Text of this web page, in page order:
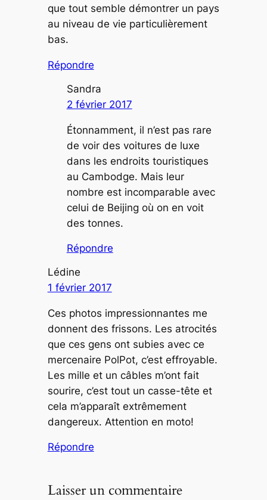
que tout semble démontrer un pays
au niveau de vie particulièrement
bas.
Répondre
Sandra
2 février 2017
Étonnamment, il n’est pas rare
de voir des voitures de luxe
dans les endroits touristiques
au Cambodge. Mais leur
nombre est incomparable avec
celui de Beijing où on en voit
des tonnes.
Répondre
Lédine
1 février 2017
Ces photos impressionnantes me
donnent des frissons. Les atrocités
que ces gens ont subies avec ce
mercenaire PolPot, c’est effroyable.
Les mille et un câbles m’ont fait
sourire, c’est tout un casse-tête et
cela m’apparaît extrêmement
dangereux. Attention en moto!
Répondre
Laisser un commentaire